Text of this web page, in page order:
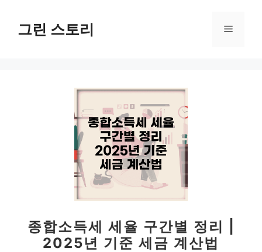
그린 스토리 메
종합소득세 세율 구간별 정리 |
2025년 기준 세금 계산법